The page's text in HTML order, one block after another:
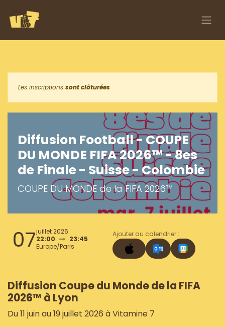
Les inscriptions sont clôturées
Diffusion Football - COUPE
DU MONDE FIFA 2026™ - 8es
de Finale - Suisse - Colombie
COUPE DU MONDE de la FIFA 2026™
07juillet 2026
22:00
23:45
Europe/Paris
Ajouter au calendrier :
Diffusion Coupe du Monde de la FIFA
2026™ à Lyon
Du 11 juin au 19 juillet 2026 à Vitamine 7